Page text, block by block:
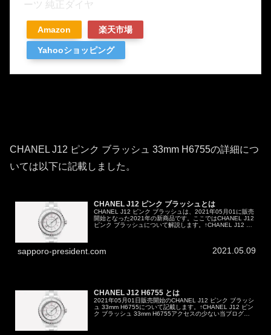
ーツ 純正ダイヤ
Amazon 楽天市場
Yahooショッピング
CHANEL J12 ピンク ブラッシュ 33mm H6755の詳細につ
いては以下に記載しました。
CHANEL J12 ピンク ブラッシュとは
CHANEL J12 ピンク ブラッシュは、2021年05月01に販売
開始となった2021年の新商品です。ここではCHANEL J12
ピンク ブラッシュについて解説します。↑CHANEL J12 ピ
sapporo-president.com 2021.05.09
CHANEL J12 H6755 とは
2021年05月01日販売開始のCHANEL J12 ピンク ブラッシ
ュ 33mm H6755について記載します。↑CHANEL J12 ピン
ク ブラッシュ 33mm H6755アクセスの少ない当ブログで